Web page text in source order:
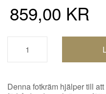
859,00 KR
Denna fotkräm hjälper till